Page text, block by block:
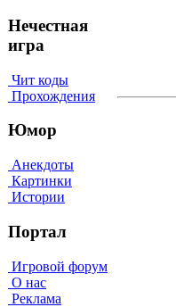
Нечестная
игра
Чит коды
Прохождения
Юмор
Анекдоты
Картинки
Истории
Портал
Игровой форум
О нас
Реклама